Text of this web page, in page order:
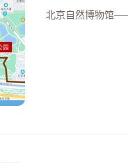
公园
北京自然博物馆